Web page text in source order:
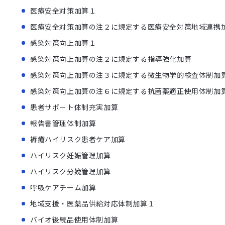
医療安全対策加算１
医療安全対策加算の注２に規定する医療安全対策地域連携
感染対策向上加算１
感染対策向上加算の注２に規定する指導強化加算
感染対策向上加算の注３に規定する微生物学的検査体制加
感染対策向上加算の注６に規定する抗菌薬適正使用体制加
患者サポート体制充実加算
報告書管理体制加算
褥瘡ハイリスク患者ケア加算
ハイリスク妊娠管理加算
ハイリスク分娩管理加算
呼吸ケアチーム加算
地域支援・医薬品供給対応体制加算１
バイオ後続品使用体制加算